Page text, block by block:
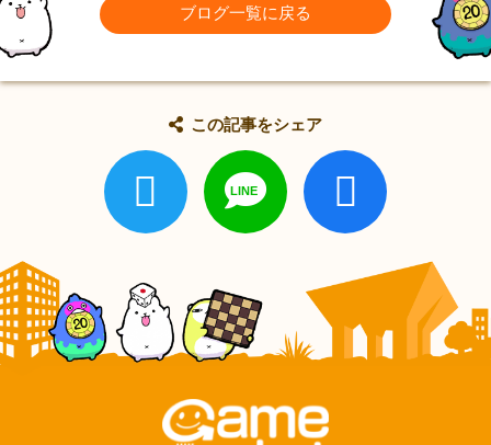
ブログ一覧に戻る
この記事をシェア